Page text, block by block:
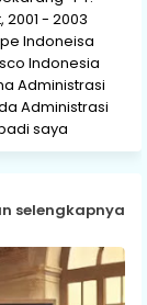
- 2003
Indoneisa
Indonesia
Administrasi
Administrasi
saya
selengkapnya